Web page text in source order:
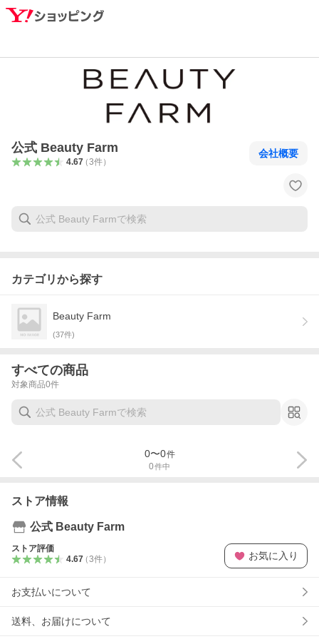
公式 Beauty Farm
4.67（3件）
会社概要
カテゴリから探す
Beauty Farm
(37件)
すべての商品
対象商品0件
0件中
0〜0件
ストア情報
公式 Beauty Farm
ストア評価
4.67（3件） お気に入り
お支払いについて
送料、お届けについて